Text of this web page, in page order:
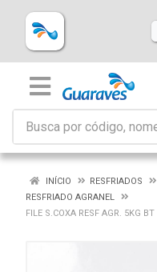
INÍCIO
RESFRIADOS
RESFRIADO AGRANEL
FILE S.COXA RESF AGR. 5KG BT